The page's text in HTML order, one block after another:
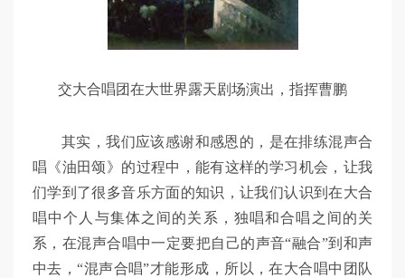
交大合唱团在大世界露天剧场演出，指挥曹鹏
其实，我们应该感谢和感恩的，是在排练混声合
唱《油田颂》的过程中，能有这样的学习机会，让我
们学到了很多音乐方面的知识，让我们认识到在大合
唱中个人与集体之间的关系，独唱和合唱之间的关
系，在混声合唱中一定要把自己的声音“融合”到和声
中去，“混声合唱”才能形成，所以，在大合唱中团队